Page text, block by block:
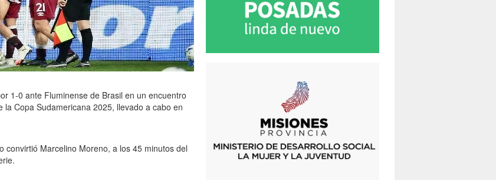
1-0 ante Fluminense de Brasil en un encuentro
Copa Sudamericana 2025, llevado a cabo en
convirtió Marcelino Moreno, a los 45 minutos del